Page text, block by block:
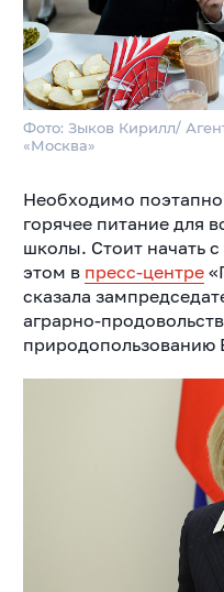
Фото: Зыков Кирилл/
«Москва»
Необходимо
горячее питание для
школы. Стоит начать
этом в пресс-центре
сказала
аграрно-
природопользованию